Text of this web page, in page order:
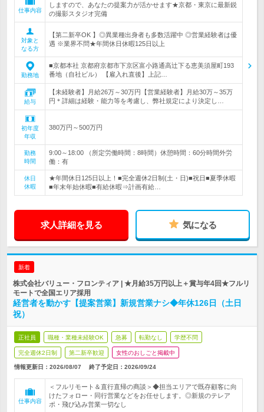
仕事内容
しますので、あなたの提案力が活かせます★京都・東京に最新鋭
の撮影スタジオ完備
対象と
なる方
【第二新卒OK 】◎異業種出身者も多数活躍中 ◎営業経験者は優
遇 ※業界不問★年間休日休暇125日以上
勤務地
■京都本社 京都府京都市下京区富小路通高辻下る恵美須屋町193
番地（自社ビル） 【雇入れ直後】上記…
給与
【未経験者】月給26万～30万円【営業経験者】月給30万～35万
円＊詳細は経験・能力等を考慮し、弊社規定により決定し…
初年度
年収
380万円～500万円
勤務
時間
9:00～18:00 （所定労働時間：8時間）休憩時間：60分時間外労
働：有
休日
休暇
★年間休日125日以上！■完全週休2日制(土・日)■祝日■夏季休暇
■年末年始休暇■有給休暇⇒計画有給…
求人詳細を見る 気になる
新着
株式会社バリュー・フロンティア | ★月給35万円以上＋賞与年4回★フルリ
モートで全国エリア採用
経営者を動かす【提案営業】新規営業ナシ◆年休126日（土日
祝）
正社員 職種・業種未経験OK 急募 転勤なし 学歴不問
完全週休2日制 第二新卒歓迎 女性のおしごと掲載中
情報更新日：2026/08/07 終了予定日： 2026/09/24
仕事内容
＜フルリモート＆直行直帰の商談＞◆担当エリアで既存顧客に向
けたフォロー・同行営業などをお任せします。◎新規のテレア
ポ・飛び込み営業一切なし